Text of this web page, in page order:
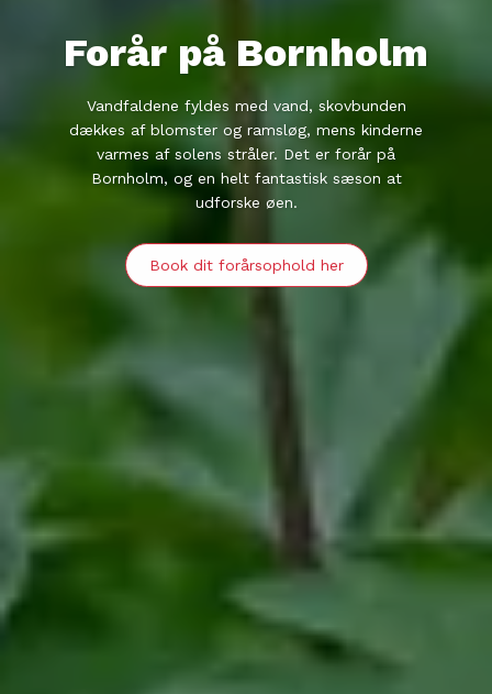
Forår på Bornholm
Vandfaldene fyldes med vand, skovbunden
dækkes af blomster og ramsløg, mens kinderne
varmes af solens stråler. Det er forår på
Bornholm, og en helt fantastisk sæson at
udforske øen.
Book dit forårsophold her